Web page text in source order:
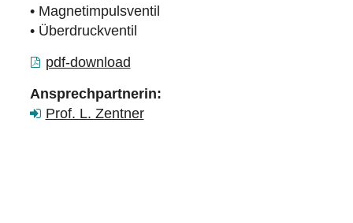
• Magnetimpulsventil
• Überdruckventil
pdf-download
Ansprechpartnerin:
Prof. L. Zentner